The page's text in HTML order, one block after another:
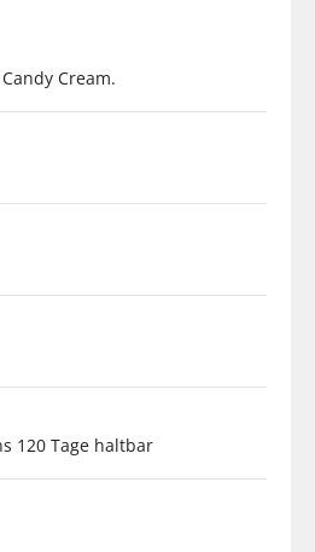
Cream.
120 Tage haltbar